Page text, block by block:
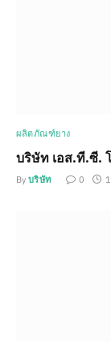
ผลิตภัณฑ์ยาง
บริษัท เอส.ที.ซี.
By บริษัท 0